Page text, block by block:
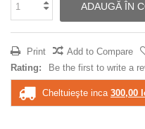
ADAUGĂ ÎN
Print Add to Compare
Rating:
Be the first to write a
Cheltuieşte inca 300,00